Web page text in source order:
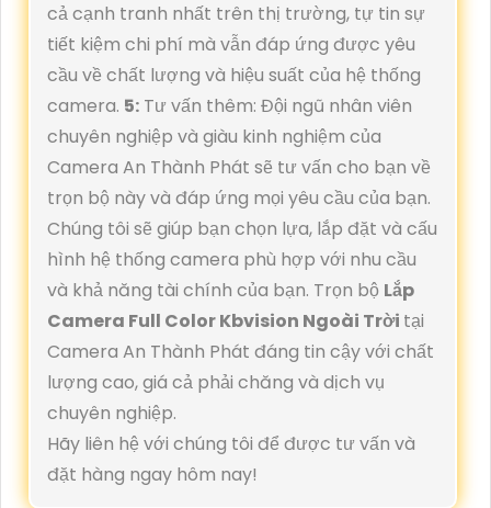
cả cạnh tranh nhất trên thị trường, tự tin sự
tiết kiệm chi phí mà vẫn đáp ứng được yêu
cầu về chất lượng và hiệu suất của hệ thống
camera. 5: Tư vấn thêm: Đội ngũ nhân viên
chuyên nghiệp và giàu kinh nghiệm của
Camera An Thành Phát sẽ tư vấn cho bạn về
trọn bộ này và đáp ứng mọi yêu cầu của bạn.
Chúng tôi sẽ giúp bạn chọn lựa, lắp đặt và cấu
hình hệ thống camera phù hợp với nhu cầu
và khả năng tài chính của bạn. Trọn bộ Lắp
Camera Full Color Kbvision Ngoài Trời tại
Camera An Thành Phát đáng tin cậy với chất
lượng cao, giá cả phải chăng và dịch vụ
chuyên nghiệp.
Hãy liên hệ với chúng tôi để được tư vấn và
đặt hàng ngay hôm nay!